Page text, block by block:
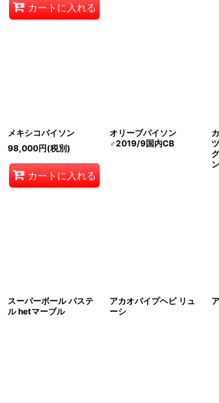
カートに入れる
メキシコパイソン
98,000円(税別)
カートに入れる
オリーブパイソン
♂2019/9国内CB
スーパーボール パステ
ル hetマーブル
アカオパイプヘビ リュ
ーシ